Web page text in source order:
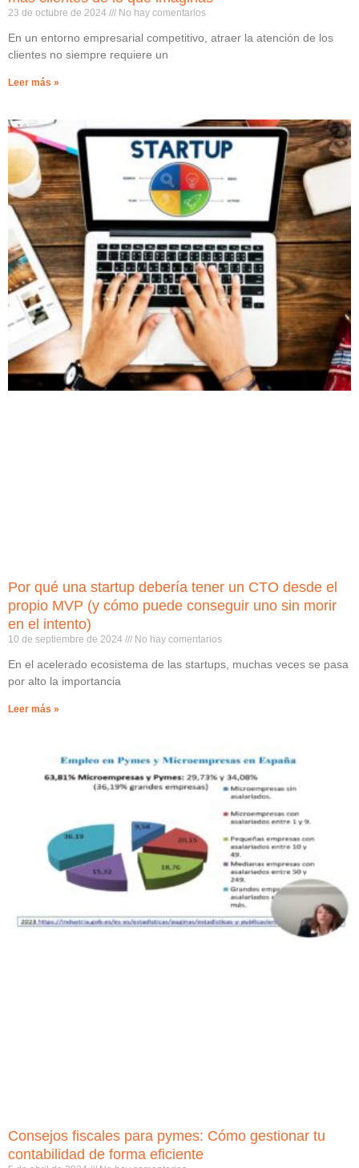
23 de octubre de 2024 No hay comentarios
En un entorno empresarial competitivo, atraer la atención de los
clientes no siempre requiere un
Leer más »
Por qué una startup debería tener un CTO desde el
propio MVP (y cómo puede conseguir uno sin morir
en el intento)
10 de septiembre de 2024 No hay comentarios
En el acelerado ecosistema de las startups, muchas veces se pasa
por alto la importancia
Leer más »
Consejos fiscales para pymes: Cómo gestionar tu
contabilidad de forma eficiente